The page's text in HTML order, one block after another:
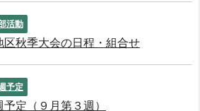
活動
区秋季大会の日程・組合せ
予定
予定（９月第３週）